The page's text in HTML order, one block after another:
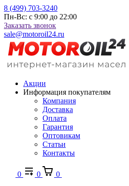
8 (499) 703-3240
Пн-Вс: с 9:00 до 22:00
Заказать звонок
sale@motoroil24.ru
Акции
Информация покупателям
Компания
Доставка
Оплата
Гарантия
Оптовикам
Статьи
Контакты
0 0
0